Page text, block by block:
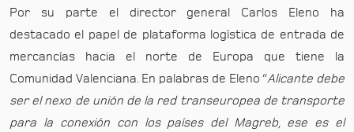
Por su parte el director general Carlos Eleno ha
destacado el papel de plataforma logística de entrada de
mercancías hacia el norte de Europa que tiene la
Comunidad Valenciana. En palabras de Eleno “Alicante debe
ser el nexo de unión de la red transeuropea de transporte
para la conexión con los países del Magreb, ese es el